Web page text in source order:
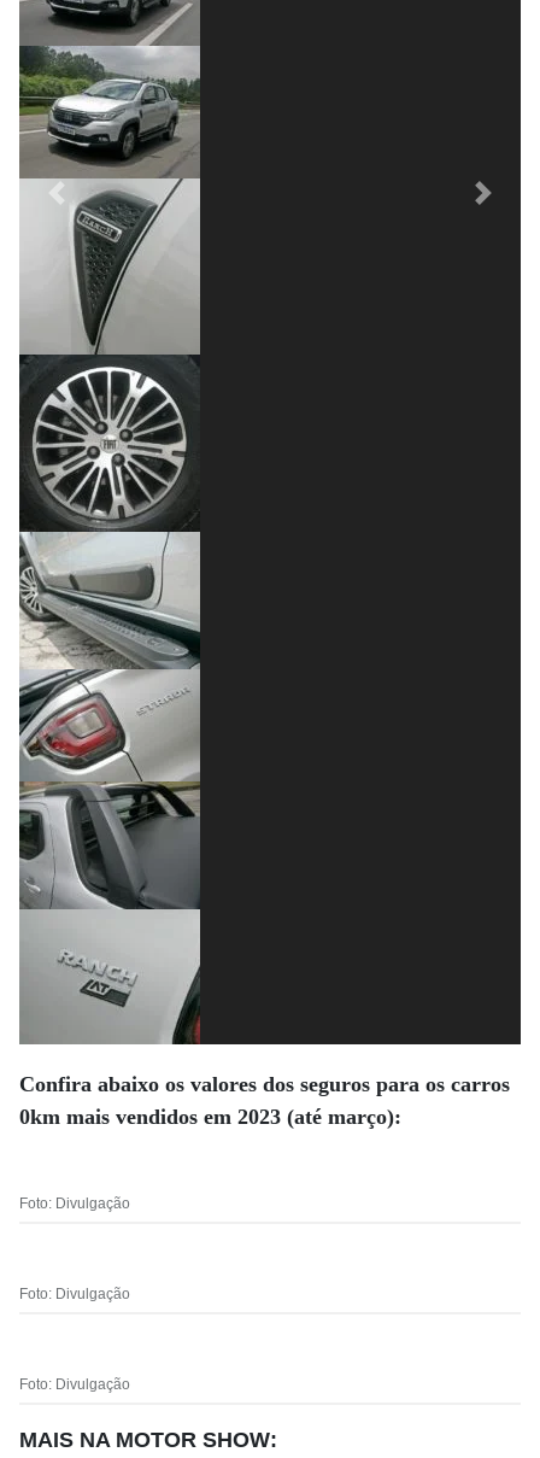
Previous Next
Confira abaixo os valores dos seguros para os carros
0km mais vendidos em 2023 (até março):
Foto: Divulgação
Foto: Divulgação
Foto: Divulgação
MAIS NA MOTOR SHOW: